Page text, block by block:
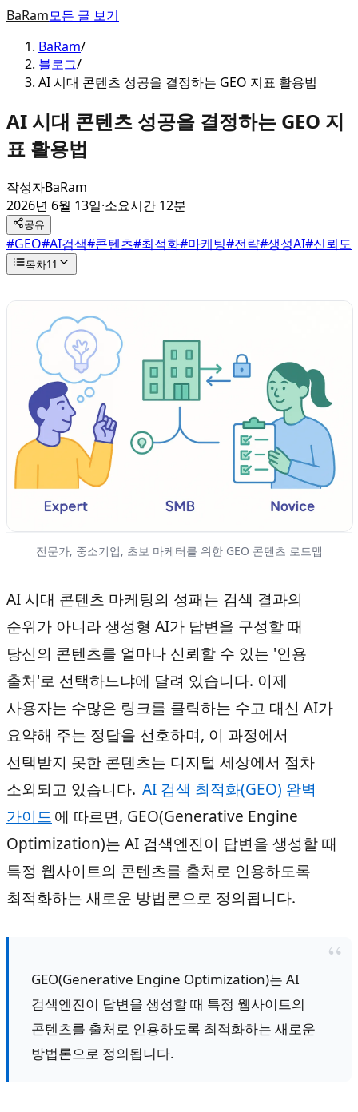
BaRam모든 글 보기
BaRam/
블로그/
AI 시대 콘텐츠 성공을 결정하는 GEO 지표 활용법
AI 시대 콘텐츠 성공을 결정하는 GEO 지
표 활용법
작성자BaRam
2026년 6월 13일·소요시간 12분
공유
#GEO#AI검색#콘텐츠#최적화#마케팅#전략#생성AI#신뢰도
목차11
전문가, 중소기업, 초보 마케터를 위한 GEO 콘텐츠 로드맵
AI 시대 콘텐츠 마케팅의 성패는 검색 결과의
순위가 아니라 생성형 AI가 답변을 구성할 때
당신의 콘텐츠를 얼마나 신뢰할 수 있는 '인용
출처'로 선택하느냐에 달려 있습니다. 이제
사용자는 수많은 링크를 클릭하는 수고 대신 AI가
요약해 주는 정답을 선호하며, 이 과정에서
선택받지 못한 콘텐츠는 디지털 세상에서 점차
소외되고 있습니다. AI 검색 최적화(GEO) 완벽
가이드에 따르면, GEO(Generative Engine
Optimization)는 AI 검색엔진이 답변을 생성할 때
특정 웹사이트의 콘텐츠를 출처로 인용하도록
최적화하는 새로운 방법론으로 정의됩니다.
GEO(Generative Engine Optimization)는 AI
검색엔진이 답변을 생성할 때 특정 웹사이트의
콘텐츠를 출처로 인용하도록 최적화하는 새로운
방법론으로 정의됩니다.